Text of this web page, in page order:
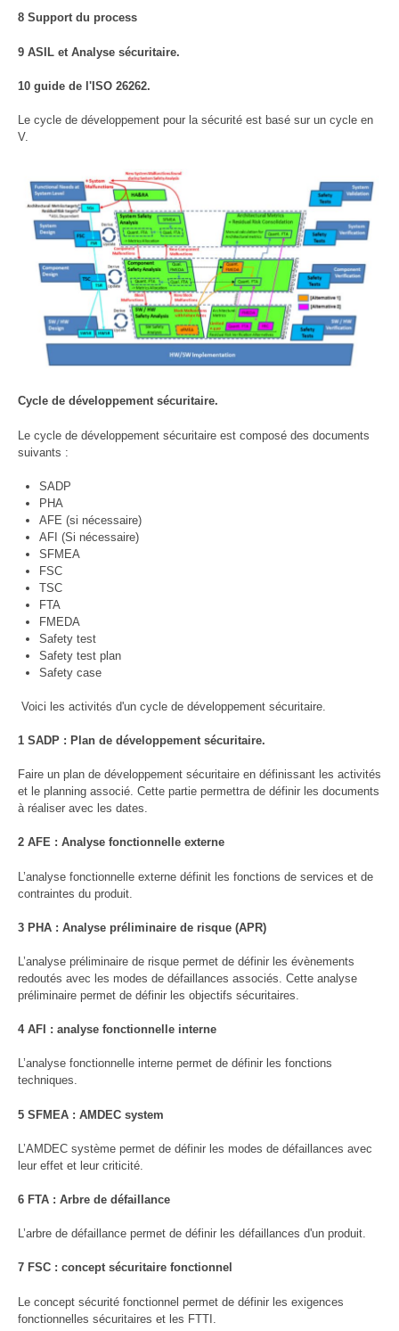
8 Support du process
9 ASIL et Analyse sécuritaire.
10 guide de l'ISO 26262.
Le cycle de développement pour la sécurité est basé sur un cycle en
V.
Cycle de développement sécuritaire.
Le cycle de développement sécuritaire est composé des documents
suivants :
SADP
PHA
AFE (si nécessaire)
AFI (Si nécessaire)
SFMEA
FSC
TSC
FTA
FMEDA
Safety test
Safety test plan
Safety case
Voici les activités d'un cycle de développement sécuritaire.
1 SADP : Plan de développement sécuritaire.
Faire un plan de développement sécuritaire en définissant les activités
et le planning associé. Cette partie permettra de définir les documents
à réaliser avec les dates.
2 AFE : Analyse fonctionnelle externe
L’analyse fonctionnelle externe définit les fonctions de services et de
contraintes du produit.
3 PHA : Analyse préliminaire de risque (APR)
L’analyse préliminaire de risque permet de définir les évènements
redoutés avec les modes de défaillances associés. Cette analyse
préliminaire permet de définir les objectifs sécuritaires.
4 AFI : analyse fonctionnelle interne
L’analyse fonctionnelle interne permet de définir les fonctions
techniques.
5 SFMEA : AMDEC system
L’AMDEC système permet de définir les modes de défaillances avec
leur effet et leur criticité.
6 FTA : Arbre de défaillance
L’arbre de défaillance permet de définir les défaillances d'un produit.
7 FSC : concept sécuritaire fonctionnel
Le concept sécurité fonctionnel permet de définir les exigences
fonctionnelles sécuritaires et les FTTI.